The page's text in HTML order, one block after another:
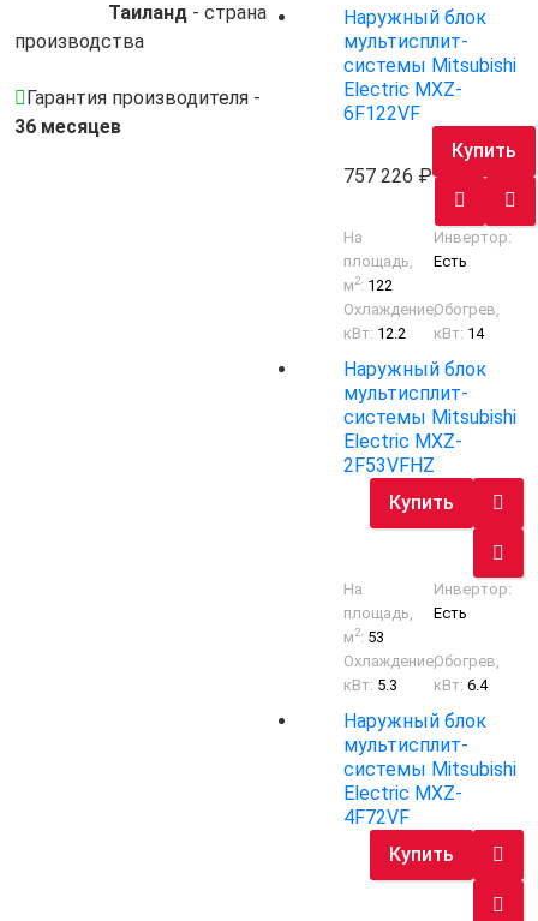
Таиланд - cтрана
производства
Гарантия производителя -
36 месяцев
Наружный блок
мультисплит-
системы Mitsubishi
Electric MXZ-
6F122VF
757 226
Купить
На
площадь,
м2: 122
Инвертор:
Есть
Охлаждение,
кВт: 12.2
Обогрев,
кВт: 14
Наружный блок
мультисплит-
системы Mitsubishi
Electric MXZ-
2F53VFHZ
Купить
На
площадь,
м2: 53
Инвертор:
Есть
Охлаждение,
кВт: 5.3
Обогрев,
кВт:6.4
Наружный блок
мультисплит-
системы Mitsubishi
Electric MXZ-
4F72VF
Купить